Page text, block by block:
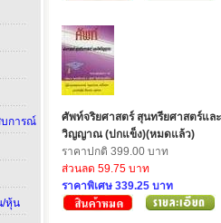
บการณ์
/หุ้น
ศัพท์จริยศาสตร์ สุนทรียศาสตร์แล
วิญญาณ (ปกแข็ง)(หมดแล้ว)
ราคาปกติ 399.00 บาท
ส่วนลด 59.75 บาท
ราคาพิเศษ 339.25 บาท